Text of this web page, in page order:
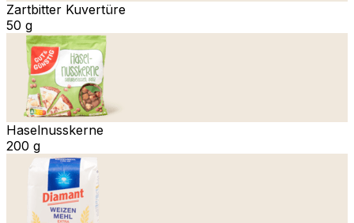
Zartbitter Kuvertüre
50 g
Haselnusskerne
200 g